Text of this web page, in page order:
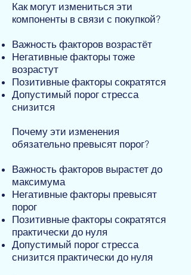
Как могут измениться эти
компоненты в связи с покупкой?
Важность факторов возрастёт
Негативные факторы тоже
возрастут
Позитивные факторы сократятся
Допустимый порог стресса
снизится
Почему эти изменения
обязательно превысят порог?
Важность факторов вырастет до
максимума
Негативные факторы превысят
порог
Позитивные факторы сократятся
практически до нуля
Допустимый порог стресса
снизится практически до нуля